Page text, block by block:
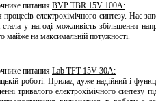
питания BVP TBR 15V 100A:
електрохімічного синтезу. Нас
у нагоді можливість збільшення
на максимальній потужності.
питания Lab TFT 15V 30A:
роботі. Прилад дуже надійний і
тривалого електрохімічного синтезу